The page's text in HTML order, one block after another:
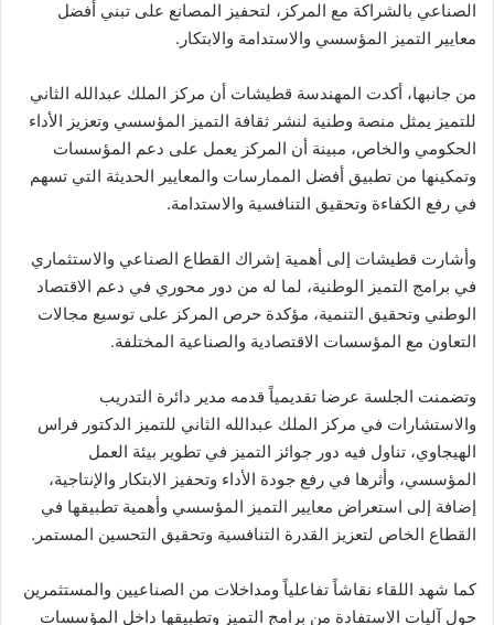
الصناعي بالشراكة مع المركز، لتحفيز المصانع على تبني أفضل
معايير التميز المؤسسي والاستدامة والابتكار.
من جانبها، أكدت المهندسة قطيشات أن مركز الملك عبدالله الثاني
للتميز يمثل منصة وطنية لنشر ثقافة التميز المؤسسي وتعزيز الأداء
الحكومي والخاص، مبينة أن المركز يعمل على دعم المؤسسات
وتمكينها من تطبيق أفضل الممارسات والمعايير الحديثة التي تسهم
في رفع الكفاءة وتحقيق التنافسية والاستدامة.
وأشارت قطيشات إلى أهمية إشراك القطاع الصناعي والاستثماري
في برامج التميز الوطنية، لما له من دور محوري في دعم الاقتصاد
الوطني وتحقيق التنمية، مؤكدة حرص المركز على توسيع مجالات
التعاون مع المؤسسات الاقتصادية والصناعية المختلفة.
وتضمنت الجلسة عرضا تقديمياً قدمه مدير دائرة التدريب
والاستشارات في مركز الملك عبدالله الثاني للتميز الدكتور فراس
الهيجاوي، تناول فيه دور جوائز التميز في تطوير بيئة العمل
المؤسسي، وأثرها في رفع جودة الأداء وتحفيز الابتكار والإنتاجية،
إضافة إلى استعراض معايير التميز المؤسسي وأهمية تطبيقها في
القطاع الخاص لتعزيز القدرة التنافسية وتحقيق التحسين المستمر.
كما شهد اللقاء نقاشاً تفاعلياً ومداخلات من الصناعيين والمستثمرين
حول آليات الاستفادة من برامج التميز وتطبيقها داخل المؤسسات